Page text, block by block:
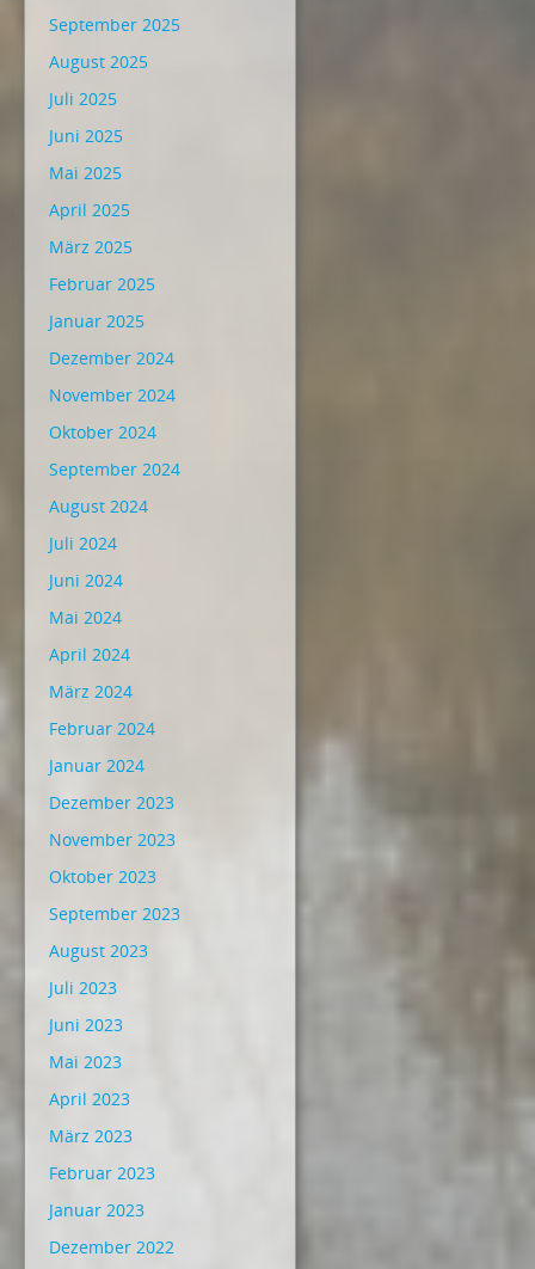
September 2025
August 2025
Juli 2025
Juni 2025
Mai 2025
April 2025
März 2025
Februar 2025
Januar 2025
Dezember 2024
November 2024
Oktober 2024
September 2024
August 2024
Juli 2024
Juni 2024
Mai 2024
April 2024
März 2024
Februar 2024
Januar 2024
Dezember 2023
November 2023
Oktober 2023
September 2023
August 2023
Juli 2023
Juni 2023
Mai 2023
April 2023
März 2023
Februar 2023
Januar 2023
Dezember 2022